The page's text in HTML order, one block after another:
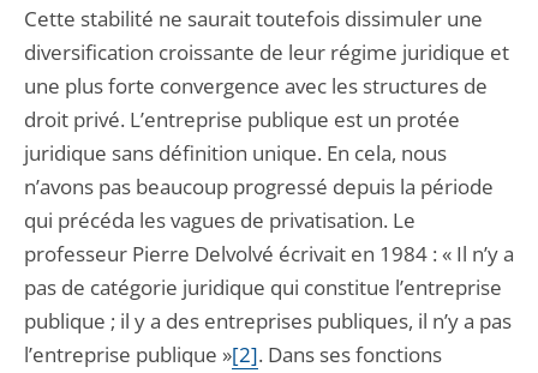
Cette stabilité ne saurait toutefois dissimuler une
diversification croissante de leur régime juridique et
une plus forte convergence avec les structures de
droit privé. L’entreprise publique est un protée
juridique sans définition unique. En cela, nous
n’avons pas beaucoup progressé depuis la période
qui précéda les vagues de privatisation. Le
professeur Pierre Delvolvé écrivait en 1984 : « Il n’y a
pas de catégorie juridique qui constitue l’entreprise
publique ; il y a des entreprises publiques, il n’y a pas
l’entreprise publique »[2]. Dans ses fonctions